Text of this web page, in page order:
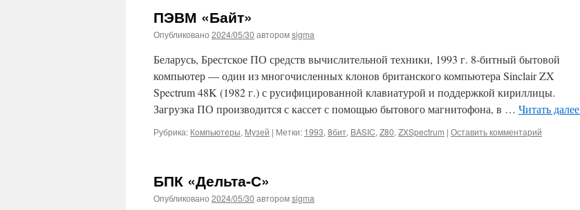
ПЭВМ «Байт»
Опубликовано 2024/05/30 авторомsigma
Беларусь, Брестское ПО средств вычислительной техники, 1993 г. 8-битный бытовой
компьютер — один из многочисленных клонов британского компьютера Sinclair ZX
Spectrum 48K (1982 г.) с русифицированной клавиатурой и поддержкой кириллицы.
Загрузка ПО производится с кассет с помощью бытового магнитофона, в … Читать далее
Рубрика: Компьютеры, Музей | Метки: 1993, 8бит, BASIC, Z80, ZXSpectrum | Оставить комментарий
БПК «Дельта-С»
Опубликовано 2024/05/30 авторомsigma